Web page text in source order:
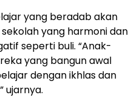
yang beradab akan
yang harmoni dan
seperti buli. “Anak-
yang bangun awal
dengan ikhlas dan
ujarnya.